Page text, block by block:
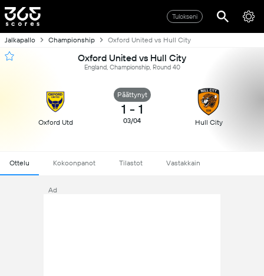
Tulokseni
Jalkapallo Championship Oxford United vs Hull City
Oxford United vs Hull City
England, Championship, Round 40
Oxford Utd
Päättynyt
1 - 1
03/04 Hull City
Ottelu Kokoonpanot Tilastot Vastakkain
Ad